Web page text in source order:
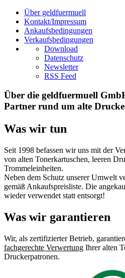
Über geldfuermuell
Kontakt/Impressum
Ankaufsbedingungen
Verkaufsbedingungen
Download
Datenschutz
Newsletter
RSS Feed
Über die geldfuermuell
Partner rund um alte
Was wir tun
Seit 1998 befassen wir uns mit der
von alten Tonerkartuschen, leeren
Trommeleinheiten.
Neben dem Schutz unserer Umwelt
gemäß Ankaufspreisliste. Die
wieder verwendet statt entsorgt!
Was wir garantieren
Wir, als zertifizierter Betrieb,
fachgerechte Verwertung Ihrer alten
Druckerpatronen.